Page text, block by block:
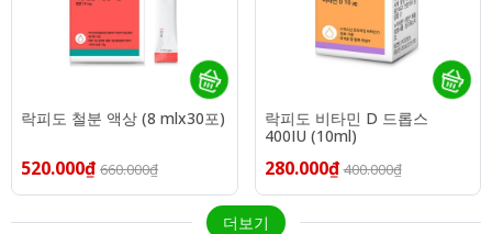
락피도 철분 액상 (8 mlx30포)
520.000₫ 660.000₫
락피도 비타민 D 드롭스
400IU (10ml)
280.000₫ 400.000₫
더보기